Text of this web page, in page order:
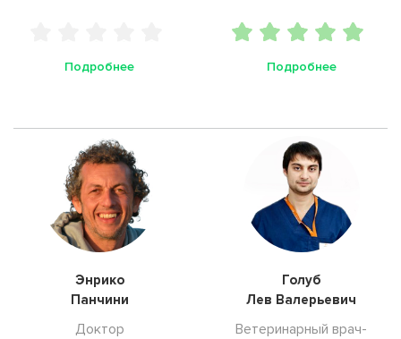
Подробнее Подробнее
Энрико
Панчини
Доктор
Голуб
Лев Валерьевич
Ветеринарный врач-